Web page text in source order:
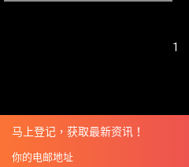
1
马上登记，获取最新资讯！